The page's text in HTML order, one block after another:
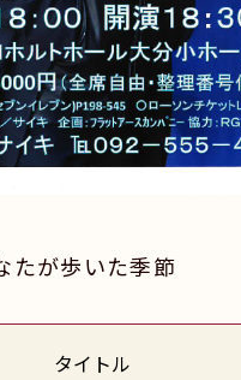
たが歩いた季節
タイトル